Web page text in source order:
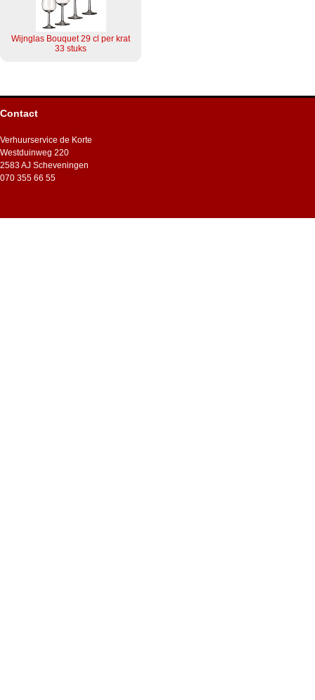
Wijnglas Bouquet 29 cl per krat
33 stuks
Contact
Verhuurservice de Korte
Westduinweg 220
2583 AJ Scheveningen
070 355 66 55